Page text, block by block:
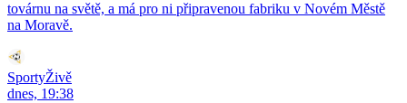
továrnu na světě, a má pro ni připravenou fabriku v Novém Městě
na Moravě.
SportyŽivě
dnes, 19:38